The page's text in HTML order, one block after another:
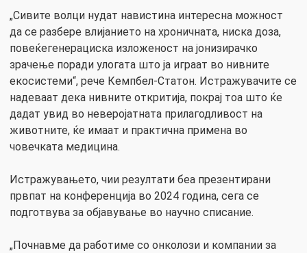
„Сивите волци нудат навистина интересна можност
да се разбере влијанието на хроничната, ниска доза,
повеќегенерациска изложеност на јонизирачко
зрачење поради улогата што ја играат во нивните
екосистеми“, рече Кемпбел-Статон. Истражувачите се
надеваат дека нивните откритија, покрај тоа што ќе
дадат увид во неверојатната прилагодливост на
животните, ќе имаат и практична примена во
човечката медицина.
Истражувањето, чии резултати беа презентирани
првпат на конференција во 2024 година, сега се
подготвува за објавување во научно списание.
„Почнавме да работиме со онколози и компании за